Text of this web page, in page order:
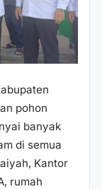
pohon
banyak
di semua
Kantor
rumah